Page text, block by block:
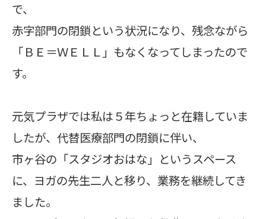
で、
赤字部門の閉鎖という状況になり、残念ながら
「ＢＥ＝ＷＥＬＬ」もなくなってしまったので
す。
元気プラザでは私は５年ちょっと在籍していま
したが、代替医療部門の閉鎖に伴い、
市ヶ谷の「スタジオおはな」というスペース
に、ヨガの先生二人と移り、業務を継続してき
ました。